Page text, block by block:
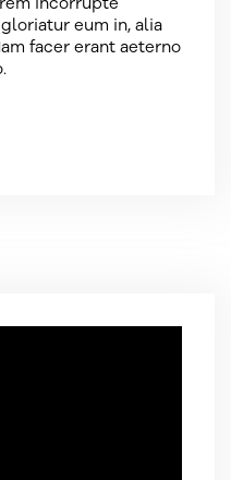
eum in, alia
facer erant aeterno